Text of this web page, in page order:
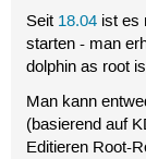
Seit 18.04 ist es
starten - man
dolphin as root
Man kann
(basierend auf
Editieren Root-